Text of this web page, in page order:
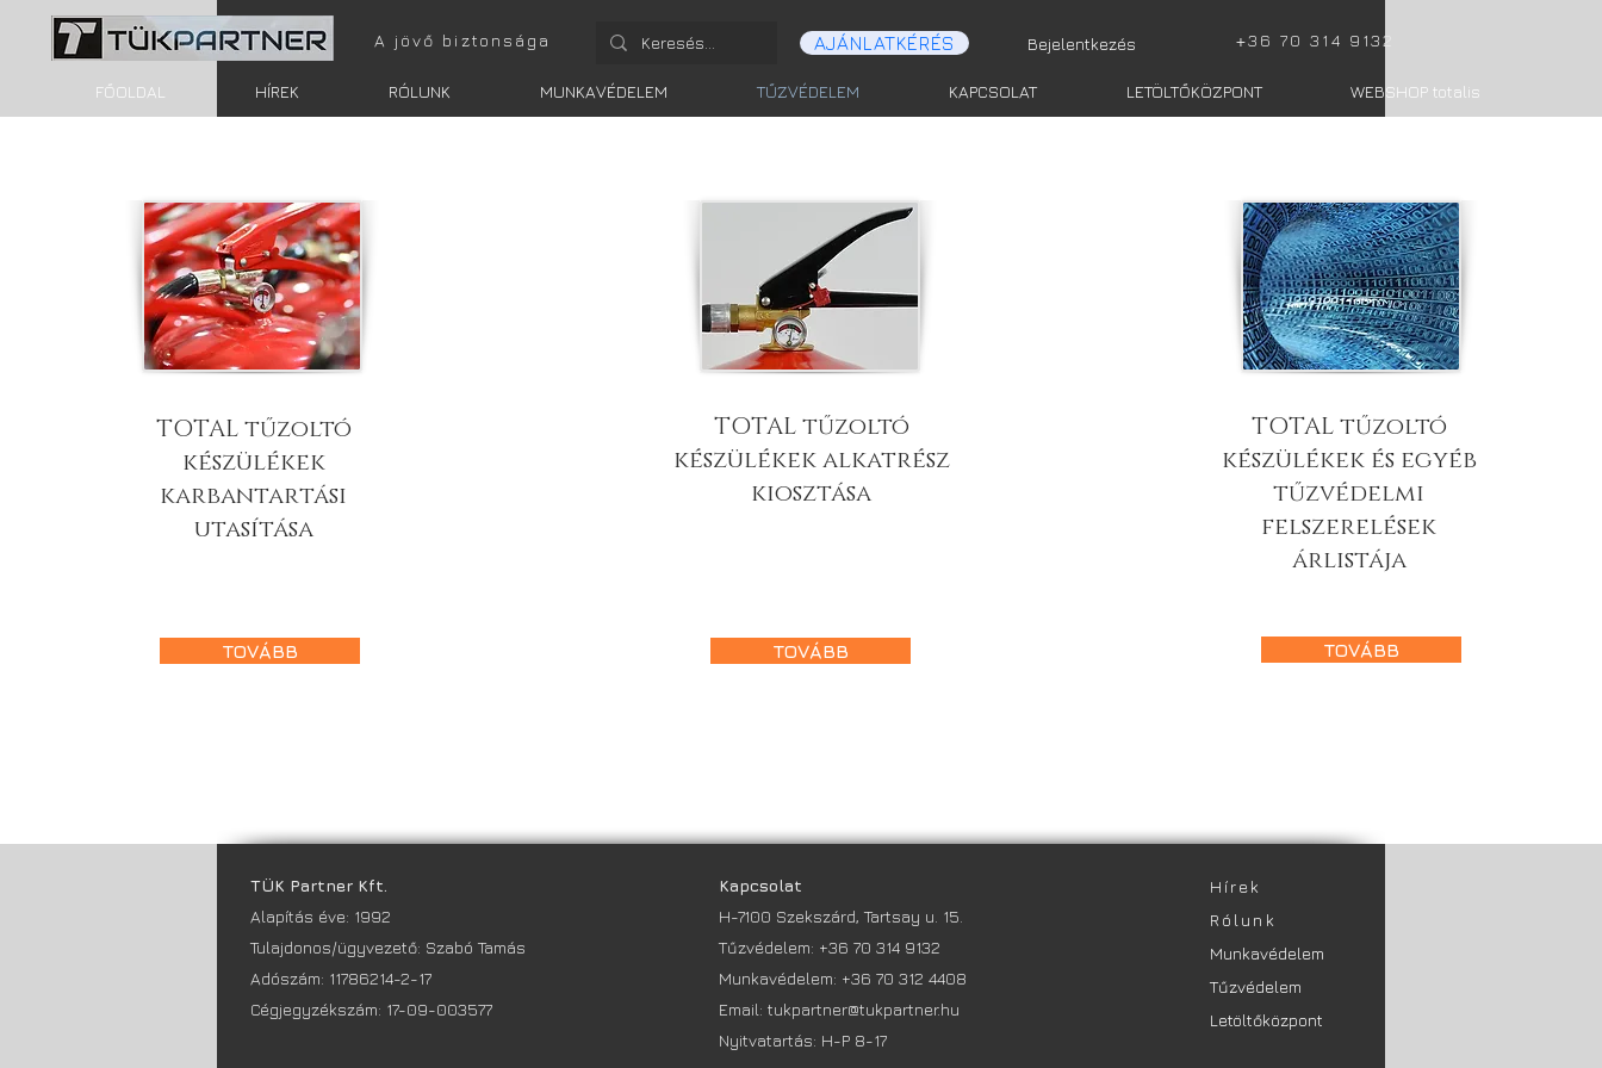
A jövő biztonsága AJÁNLATKÉRÉS Bejelentkezés +36 70 314 9132
FŐOLDAL HÍREK RÓLUNK MUNKAVÉDELEM TŰZVÉDELEM KAPCSOLAT LETÖLTŐKÖZPONT WEBSHOP totalis
TOTAL tűzoltó
készülékek
karbantartási
utasítása
TOVÁBB
TOTAL tűzoltó
készülékek alkatrész
kiosztása
TOVÁBB
TOTAL tűzoltó
készülékek és egyéb
tűzvédelmi
felszerelések
árlistája
TOVÁBB
TÜK Partner Kft.
Alapítás éve: 1992
Tulajdonos/ügyvezető: Szabó Tamás
Adószám: 11786214-2-17
Cégjegyzékszám: 17-09-003577
Kapcsolat
H-7100 Szekszárd, Tartsay u. 15.
Tűzvédelem: +36 70 314 9132
Munkavédelem: +36 70 312 4408
Email: tukpartner@tukpartner.hu
Nyitvatartás: H-P 8-17
​Hírek
Rólunk
Munkavédelem
Tűzvédelem
Letöltőközpont